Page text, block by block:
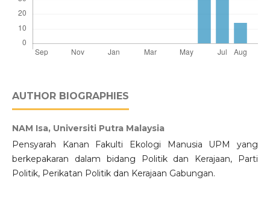
AUTHOR BIOGRAPHIES
NAM Isa, Universiti Putra Malaysia
Pensyarah Kanan Fakulti Ekologi Manusia UPM yang
berkepakaran dalam bidang Politik dan Kerajaan, Parti
Politik, Perikatan Politik dan Kerajaan Gabungan.